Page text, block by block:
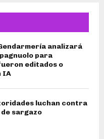
analizará
para
editados o
IA
luchan contra
sargazo